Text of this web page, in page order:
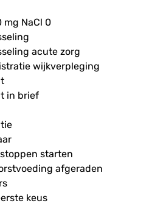
NaCl 0
acute zorg
wijkverpleging
in brief
starten
afgeraden
keus